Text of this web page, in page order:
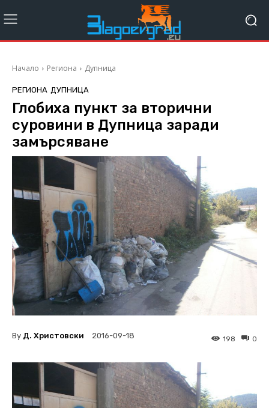
Начало Региона Дупница
РЕГИОНА ДУПНИЦА
Глобиха пункт за вторични
суровини в Дупница заради
замърсяване
By Д. Христовски 2016-09-18 0
198